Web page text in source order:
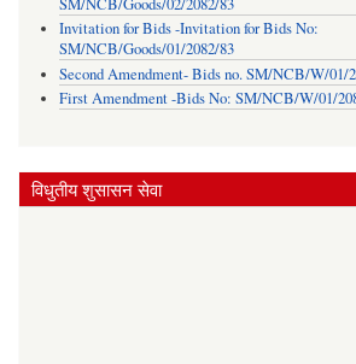
Invitation for Bids -Invitation for Bids No:
SM/NCB/Goods/01/2082/83
Second Amendment- Bids no. SM/NCB/W/01/
First Amendment -Bids No: SM/NCB/W/01/
विधुतीय शुसासन सेवा